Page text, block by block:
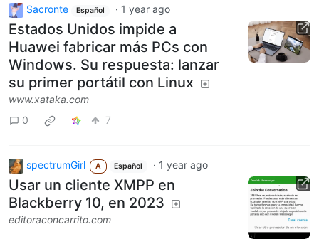
Sacronte Español · 1 year ago
Estados Unidos impide a
Huawei fabricar más PCs con
Windows. Su respuesta: lanzar
su primer portátil con Linux
www.xataka.com
0
7
spectrumGirl A Español · 1 year ago
Usar un cliente XMPP en
Blackberry 10, en 2023
editoraconcarrito.com